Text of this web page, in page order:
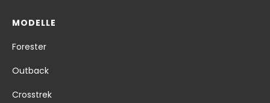
MODELLE
Forester
Outback
Crosstrek